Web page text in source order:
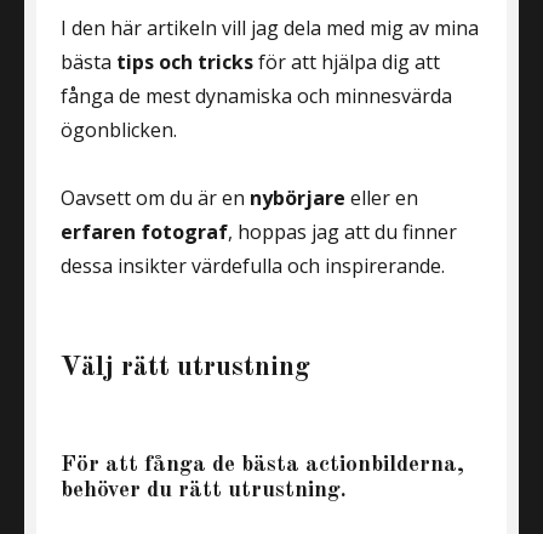
I den här artikeln vill jag dela med mig av mina
bästa tips och tricksför att hjälpa dig att
fånga de mest dynamiska och minnesvärda
ögonblicken.
Oavsett om du är en nybörjare eller en
erfaren fotograf, hoppas jag att du finner
dessa insikter värdefulla och inspirerande.
Välj rätt utrustning
För att fånga de bästa actionbilderna,
behöver du rätt utrustning.